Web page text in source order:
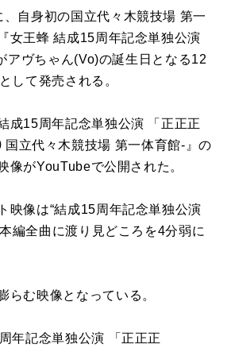
、自身初の国立代々木競技場 第一
女王蜂 結成15周年記念単独公演
アヴちゃん(Vo)の誕生日となる12
して発売される。
成15周年記念単独公演 「正正正
国立代々木競技場 第一体育館- 』の
像がYouTubeで公開された。
映像は“結成15周年記念単独公演
本編全曲に渡り見どころを4分弱に
らむ映像となっている。
周年記念単独公演 「正正正